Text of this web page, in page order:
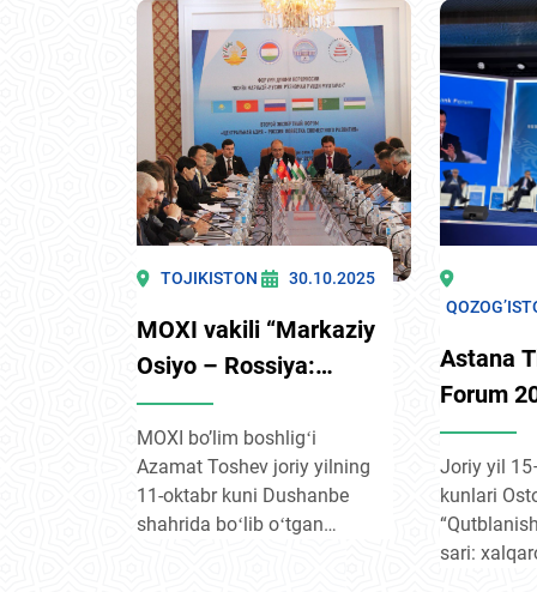
mavzusidagi “Primakov
o‘qishlari” xalqaro sayyor
Forumi bo'lib o'tdi.
markazlari
o‘tdi.
Yevropa
ekspertlar
yaxshi
almashish
platforma
qildi.
doira,
ishtirok
TOJIKISTON 30.10.2025
МОХI vakili “Markaziy
Osiyo – Rossiya:
hamkorlikda
rivojlanish kun tartibi”
Ikkinchi ekspert
forumida nutq so‘zladi
МОХI bo’lim boshligʻi
Azamat Toshev joriy yilning
11-oktabr kuni Dushanbe
shahrida boʻlib oʻtgan
Astana
Forum
direktori
Joriy yil
kunlari
sari: